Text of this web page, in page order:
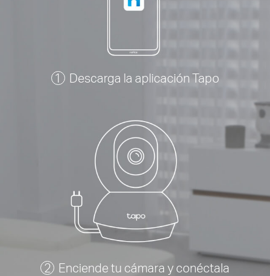
Descarga la aplicación Tapo
Enciende tu cámara y conéctala